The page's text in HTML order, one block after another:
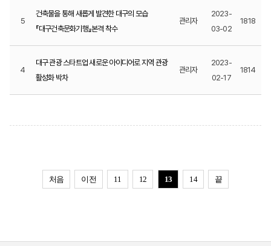
5
건축물을 통해 새롭게 발견한 대구의 모습
『대구건축문화기행』본격 착수
관리자
2023-
03-02
1818
4
대구 관광 스타트업 새로운 아이디어로 지역 관광
활성화 박차
관리자
2023-
02-17
1814
처음 이전 11 12 13 14 끝